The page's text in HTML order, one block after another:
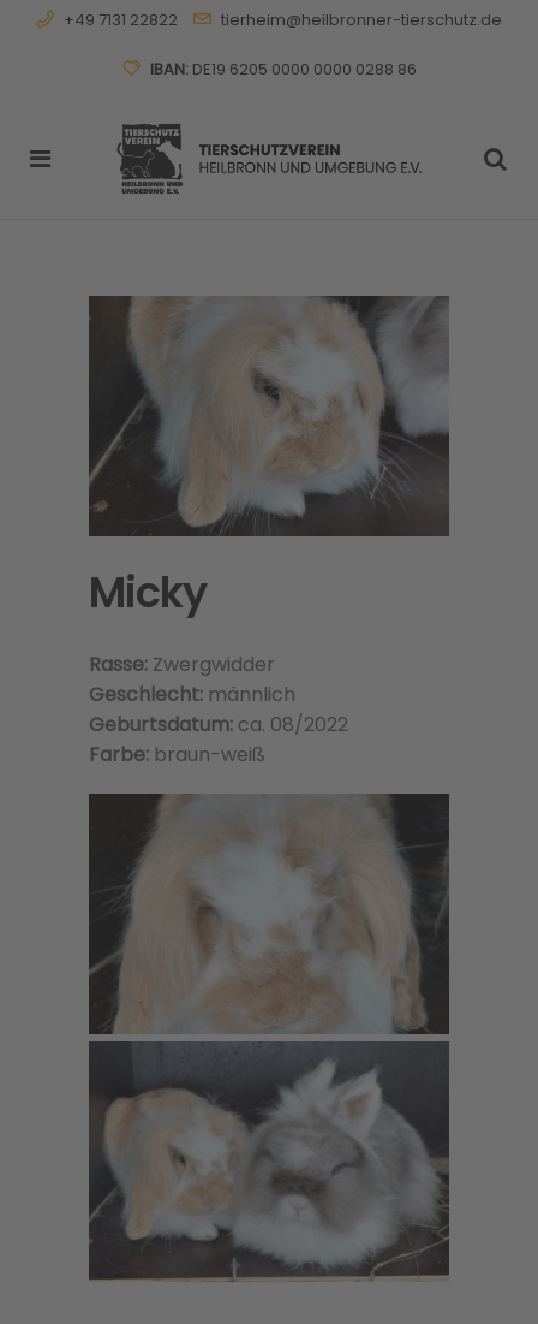
+49 7131 22822 tierheim@heilbronner-tierschutz.de
IBAN:DE19 6205 0000 0000 0288 86
Micky
Rasse: Zwergwidder
Geschlecht: männlich
Geburtsdatum: ca. 08/2022
Farbe: braun-weiß